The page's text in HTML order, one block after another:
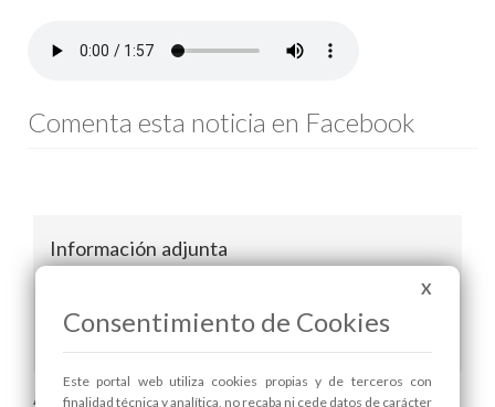
Comenta esta noticia en Facebook
Información adjunta
bases del concurso literario 8 de marzo
Areas relacionadas:
X
Consentimiento de Cookies
Este portal web utiliza cookies propias y de terceros con
finalidad técnica y analítica, no recaba ni cede datos de carácter